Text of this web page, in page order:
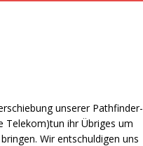
unserer Pathfinder-
Telekom)tun ihr Übriges um
Wir entschuldigen uns